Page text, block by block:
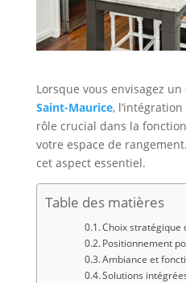
Lorsque vous envisagez un
Saint-Maurice,
rôle crucial dans la
votre espace de
cet aspect essentiel.
Table des matières
Choix stratégique
Positionnement
Ambiance et
Solutions